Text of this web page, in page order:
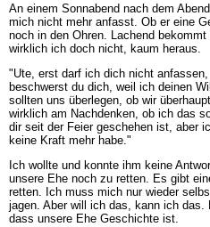
An einem Sonnabend nach dem
mich nicht mehr anfasst. Ob er eine
noch in den Ohren. Lachend
wirklich ich doch nicht, kaum heraus.
"Ute, erst darf ich dich nicht
beschwerst du dich, weil ich deinen
sollten uns überlegen, ob wir
wirklich am Nachdenken, ob ich das
dir seit der Feier geschehen ist, aber
keine Kraft mehr habe."
Ich wollte und konnte ihm keine
unsere Ehe noch zu retten. Es gibt
retten. Ich muss mich nur wieder
jagen. Aber will ich das, kann ich
dass unsere Ehe Geschichte ist.